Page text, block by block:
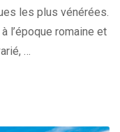
les plus vénérées.
l’époque romaine et
…